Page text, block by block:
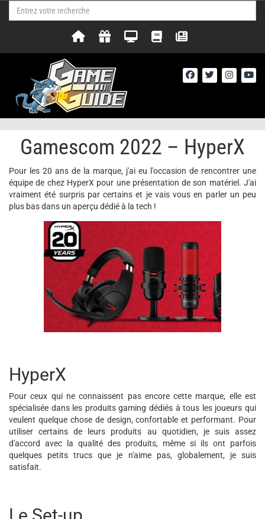
Gamescom 2022 – HyperX
Pour les 20 ans de la marque, j'ai eu l'occasion de rencontrer une
équipe de chez HyperX pour une présentation de son matériel. J'ai
vraiment été surpris par certains et je vais vous en parler un peu
plus bas dans un aperçu dédié à la tech !
HyperX
Pour ceux qui ne connaissent pas encore cette marque, elle est
spécialisée dans les produits gaming dédiés à tous les joueurs qui
veulent quelque chose de design, confortable et performant. Pour
utiliser certains de leurs produits au quotidien, je suis assez
d'accord avec la qualité des produits, même si ils ont parfois
quelques petits trucs que je n'aime pas, globalement, je suis
satisfait.